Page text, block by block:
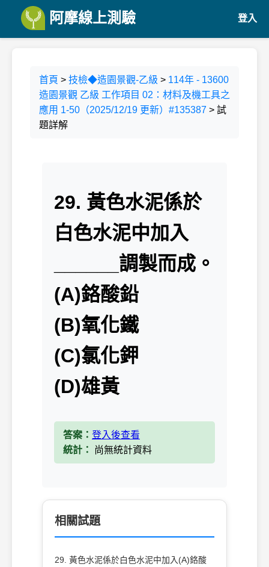
阿摩線上測驗 登入
首頁 > 技檢◆造園景觀-乙級 > 114年 - 13600
造園景觀 乙級 工作項目 02：材料及機工具之
應用 1-50（2025/12/19 更新）#135387 > 試
題詳解
29. 黃色水泥係於
白色水泥中加入
______調製而成。
(A)鉻酸鉛
(B)氧化鐵
(C)氯化鉀
(D)雄黃
答案： 登入後查看
統計：
尚無統計資料
相關試題
29. 黃色水泥係於白色水泥中加入(A)鉻酸